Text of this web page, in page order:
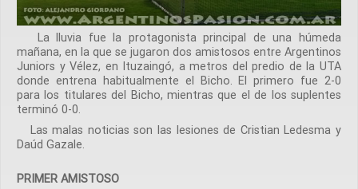
La lluvia fue la protagonista principal de una húmeda
mañana, en la que se jugaron dos amistosos entre Argentinos
Juniors y Vélez, en Ituzaingó, a metros del predio de la UTA
donde entrena habitualmente el Bicho. El primero fue 2-0
para los titulares del Bicho, mientras que el de los suplentes
terminó 0-0.
Las malas noticias son las lesiones de Cristian Ledesma y
Daúd Gazale.
PRIMER AMISTOSO